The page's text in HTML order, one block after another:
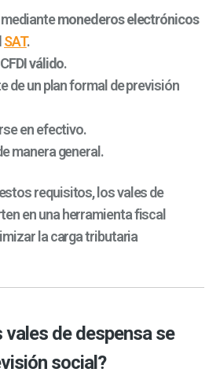
monederos electrónicos
SAT.
CFDI válido.
de un plan formal de previsión
en efectivo.
manera general.
requisitos, los vales de
en una herramienta fiscal
la carga tributaria
de despensa se
social?